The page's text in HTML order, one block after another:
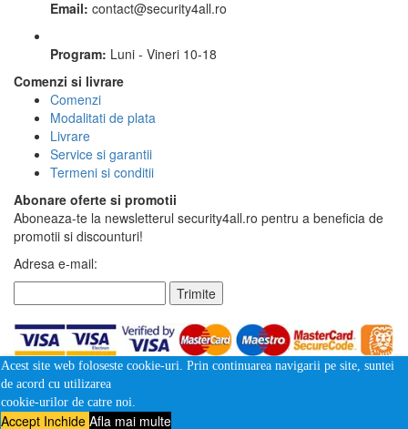
Email: contact@security4all.ro
Program: Luni - Vineri 10-18
Comenzi si livrare
Comenzi
Modalitati de plata
Livrare
Service si garantii
Termeni si conditii
Abonare oferte si promotii
Aboneaza-te la newsletterul security4all.ro pentru a beneficia de
promotii si discounturi!
Adresa e-mail:
Trimite
Acest site web foloseste cookie-uri. Prin continuarea navigarii pe site, suntei
de acord cu utilizarea
cookie-urilor de catre noi.
Accept Inchide Afla mai multe